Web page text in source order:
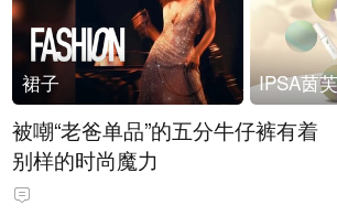
裙子
被嘲“老爸单品”的五分牛仔裤有着
别样的时尚魔力